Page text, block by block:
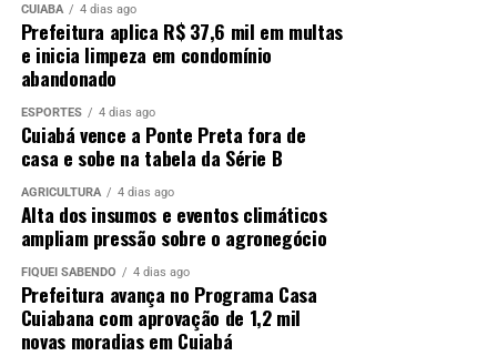
CUIABÁ 4 dias ago
Prefeitura aplica R$ 37,6 mil em multas
e inicia limpeza em condomínio
abandonado
ESPORTES 4 dias ago
Cuiabá vence a Ponte Preta fora de
casa e sobe na tabela da Série B
AGRICULTURA 4 dias ago
Alta dos insumos e eventos climáticos
ampliam pressão sobre o agronegócio
FIQUEI SABENDO 4 dias ago
Prefeitura avança no Programa Casa
Cuiabana com aprovação de 1,2 mil
novas moradias em Cuiabá